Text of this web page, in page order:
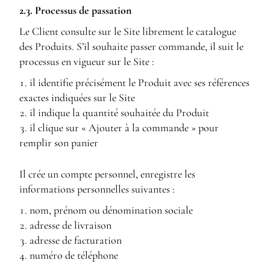
2.3. Processus de passation
Le Client consulte sur le Site librement le catalogue
des Produits. S’il souhaite passer commande, il suit le
processus en vigueur sur le Site :
il identifie précisément le Produit avec ses références
exactes indiquées sur le Site
il indique la quantité souhaitée du Produit
il clique sur « Ajouter à la commande » pour
remplir son panier
Il crée un compte personnel, enregistre les
informations personnelles suivantes :
nom, prénom ou dénomination sociale
adresse de livraison
adresse de facturation
numéro de téléphone